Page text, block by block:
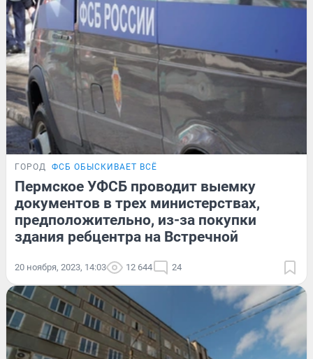
ГОРОД ФСБ ОБЫСКИВАЕТ ВСЁ
Пермское УФСБ проводит выемку
документов в трех министерствах,
предположительно, из-за покупки
здания ребцентра на Встречной
20 ноября, 2023, 14:03 12 644 24